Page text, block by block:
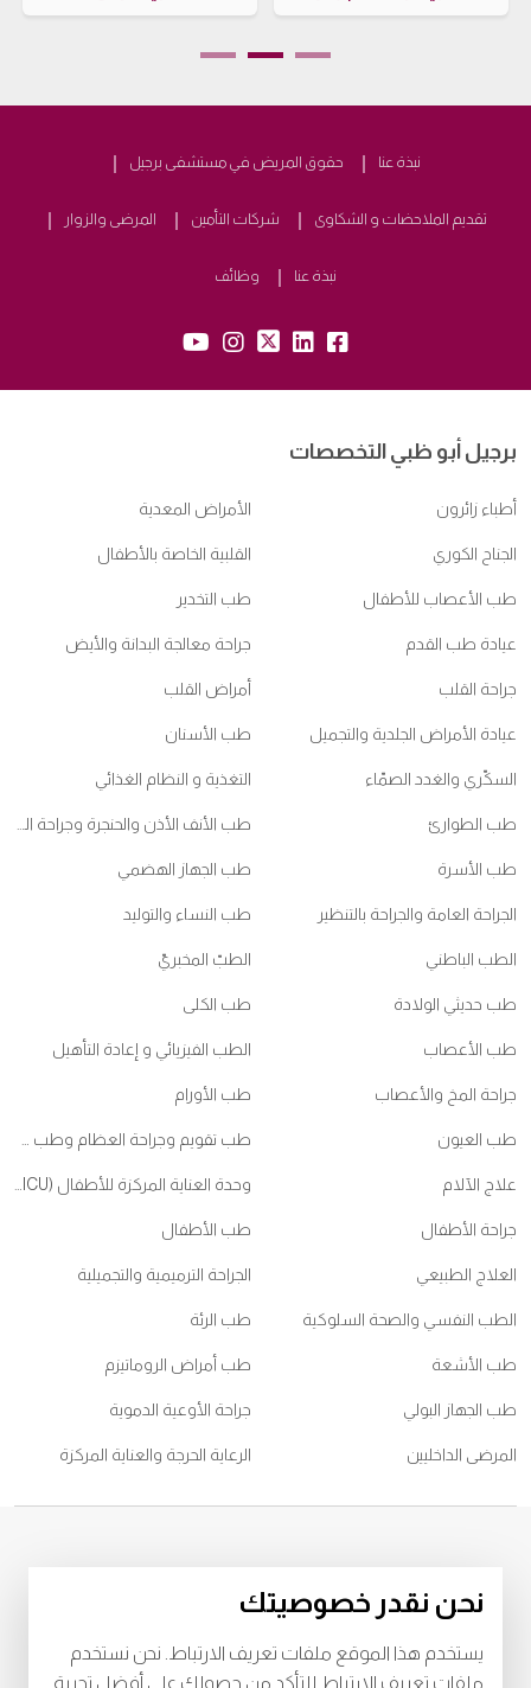
نبذة عنا حقوق المريض في مستشفى برجيل
تقديم الملاحضات و الشكاوى شركات التأمين المرضى والزوار
نبذة عنا وظائف
fb:
lk:
tw:
insta:
yb:
برجيل أبو ظبي التخصصات
أطباء زائرون الأمراض المعدية
الجناح الكوري القلبية الخاصة بالأطفال
طب الأعصاب للأطفال طب التخدير
عيادة طب القدم جراحة معالجة البدانة والأيض
جراحة القلب أمراض القلب
عيادة الأمراض الجلدية والتجميل طب الأسنان
السكّري والغدد الصمّاء التغذية و النظام الغذائي
طب الطوارئ
طب الأسرة طب الجهاز الهضمي
الجراحة العامة والجراحة بالتنظير طب النساء والتوليد
الطب الباطني الطبّ المخبريّ
طب حديثي الولادة طب الكلى
طب الأعصاب الطب الفيزيائي و إعادة التأهيل
جراحة المخ والأعصاب طب الأورام
طب العيون
علاج الآلام
جراحة الأطفال طب الأطفال
العلاج الطبيعي الجراحة الترميمية والتجميلية
الطب النفسي والصحة السلوكية طب الرئة
طب الأشعة طب أمراض الروماتيزم
طب الجهاز البولي جراحة الأوعية الدموية
المرضى الداخليين الرعاية الحرجة والعناية المركزة
WQ48385
خصوصيةالبنود و الظروف
نحن نقدر خصوصيتك
يستخدم هذا الموقع ملفات تعريف الارتباط. نحن نستخدم
ملفات تعريف الارتباط للتأكد من حصولك على أفضل تجربة